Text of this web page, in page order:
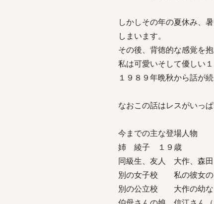
しかしその年の夏休み、
しまいます。
その後、背徳的な感覚を
私は可愛いそして優しい
１９８９年晩秋から話が続
なおこの話はレスがい
今までの主な登場人物
姉 綾子 １９歳
同級生、友人 大作、森
別の女子校 私の彼女
別の公立校 大作の幼